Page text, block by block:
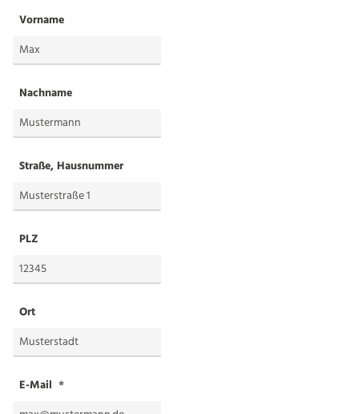
Vorname
Nachname
Straße, Hausnummer
PLZ
Ort
E-Mail